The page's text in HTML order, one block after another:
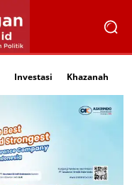
Investasi Khazanah